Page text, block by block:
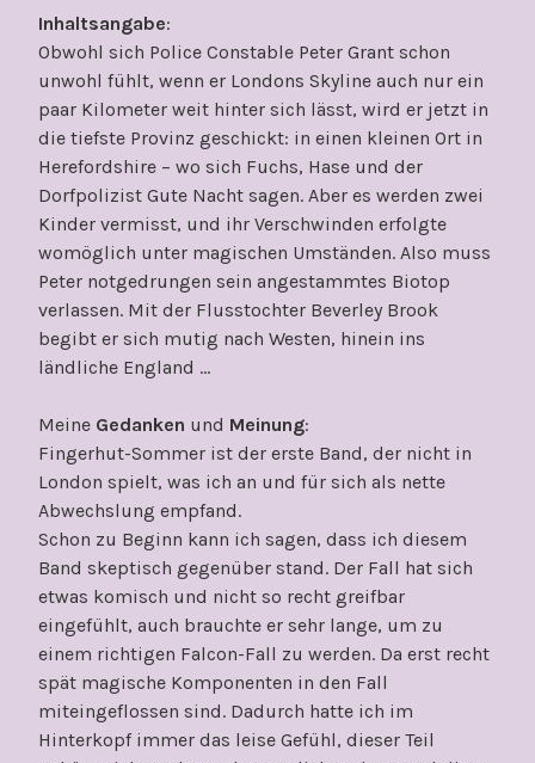
Inhaltsangabe:
Obwohl sich Police Constable Peter Grant schon
unwohl fühlt, wenn er Londons Skyline auch nur ein
paar Kilometer weit hinter sich lässt, wird er jetzt in
die tiefste Provinz geschickt: in einen kleinen Ort in
Herefordshire – wo sich Fuchs, Hase und der
Dorfpolizist Gute Nacht sagen. Aber es werden zwei
Kinder vermisst, und ihr Verschwinden erfolgte
womöglich unter magischen Umständen. Also muss
Peter notgedrungen sein angestammtes Biotop
verlassen. Mit der Flusstochter Beverley Brook
begibt er sich mutig nach Westen, hinein ins
ländliche England …
Meine Gedanken und Meinung:
Fingerhut-Sommer ist der erste Band, der nicht in
London spielt, was ich an und für sich als nette
Abwechslung empfand.
Schon zu Beginn kann ich sagen, dass ich diesem
Band skeptisch gegenüber stand. Der Fall hat sich
etwas komisch und nicht so recht greifbar
eingefühlt, auch brauchte er sehr lange, um zu
einem richtigen Falcon-Fall zu werden. Da erst recht
spät magische Komponenten in den Fall
miteingeflossen sind. Dadurch hatte ich im
Hinterkopf immer das leise Gefühl, dieser Teil